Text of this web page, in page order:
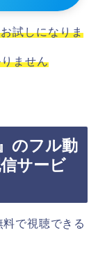
試しになりま
ません
のフル動
サービ
で視聴できる